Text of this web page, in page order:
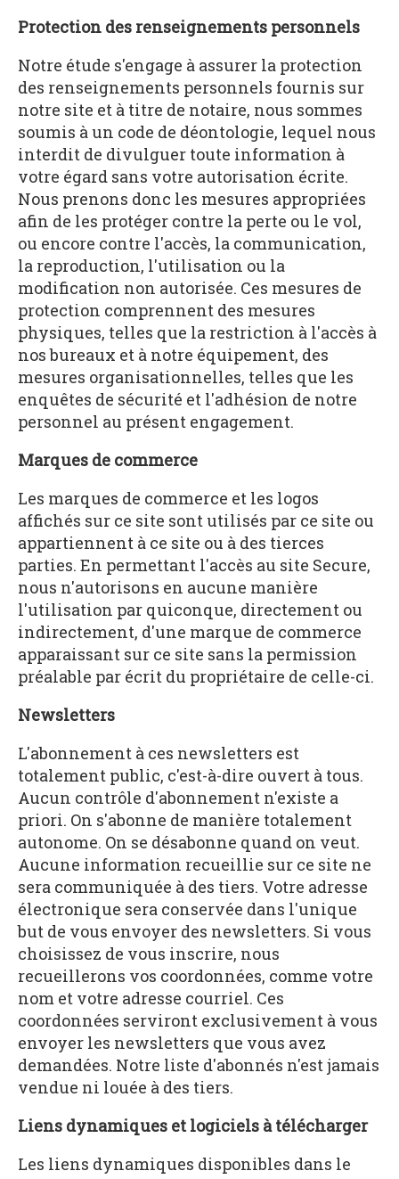
Protection des renseignements personnels
Notre étude s'engage à assurer la protection
des renseignements personnels fournis sur
notre site et à titre de notaire, nous sommes
soumis à un code de déontologie, lequel nous
interdit de divulguer toute information à
votre égard sans votre autorisation écrite.
Nous prenons donc les mesures appropriées
afin de les protéger contre la perte ou le vol,
ou encore contre l'accès, la communication,
la reproduction, l'utilisation ou la
modification non autorisée. Ces mesures de
protection comprennent des mesures
physiques, telles que la restriction à l'accès à
nos bureaux et à notre équipement, des
mesures organisationnelles, telles que les
enquêtes de sécurité et l'adhésion de notre
personnel au présent engagement.
Marques de commerce
Les marques de commerce et les logos
affichés sur ce site sont utilisés par ce site ou
appartiennent à ce site ou à des tierces
parties. En permettant l'accès au site Secure,
nous n'autorisons en aucune manière
l'utilisation par quiconque, directement ou
indirectement, d'une marque de commerce
apparaissant sur ce site sans la permission
préalable par écrit du propriétaire de celle-ci.
Newsletters
L'abonnement à ces newsletters est
totalement public, c'est-à-dire ouvert à tous.
Aucun contrôle d'abonnement n'existe a
priori. On s'abonne de manière totalement
autonome. On se désabonne quand on veut.
Aucune information recueillie sur ce site ne
sera communiquée à des tiers. Votre adresse
électronique sera conservée dans l'unique
but de vous envoyer des newsletters. Si vous
choisissez de vous inscrire, nous
recueillerons vos coordonnées, comme votre
nom et votre adresse courriel. Ces
coordonnées serviront exclusivement à vous
envoyer les newsletters que vous avez
demandées. Notre liste d'abonnés n'est jamais
vendue ni louée à des tiers.
Liens dynamiques et logiciels à télécharger
Les liens dynamiques disponibles dans le